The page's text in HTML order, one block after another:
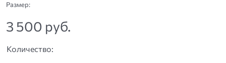
Размер:
3 500 руб.
Количество: